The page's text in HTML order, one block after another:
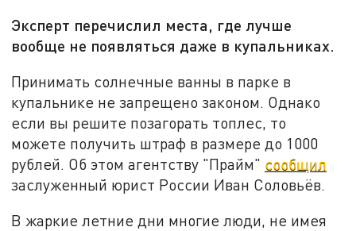
Эксперт перечислил места, где лучше
вообще не появляться даже в купальниках.
Принимать солнечные ванны в парке в
купальнике не запрещено законом. Однако
если вы решите позагорать топлес, то
можете получить штраф в размере до 1000
рублей. Об этом агентству "Прайм" сообщил
заслуженный юрист России Иван Соловьёв.
В жаркие летние дни многие люди, не имея